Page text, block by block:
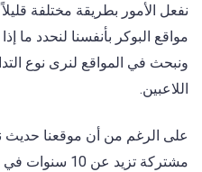
نفعل الأمور بطريقة مختلفة
مواقع البوكر بأنفسنا لنحدد ما
ونبحث في المواقع لنرى نوع
اللاعبين.
على الرغم من أن موقعنا حديث
مشتركة تزيد